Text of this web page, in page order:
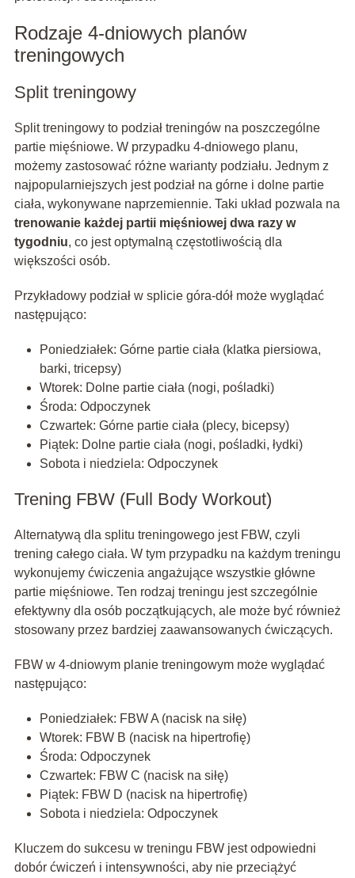
Rodzaje 4-dniowych planów
treningowych
Split treningowy
Split treningowy to podział treningów na poszczególne
partie mięśniowe. W przypadku 4-dniowego planu,
możemy zastosować różne warianty podziału. Jednym z
najpopularniejszych jest podział na górne i dolne partie
ciała, wykonywane naprzemiennie. Taki układ pozwala na
trenowanie każdej partii mięśniowej dwa razy w
tygodniu, co jest optymalną częstotliwością dla
większości osób.
Przykładowy podział w splicie góra-dół może wyglądać
następująco:
Poniedziałek: Górne partie ciała (klatka piersiowa,
barki, tricepsy)
Wtorek: Dolne partie ciała (nogi, pośladki)
Środa: Odpoczynek
Czwartek: Górne partie ciała (plecy, bicepsy)
Piątek: Dolne partie ciała (nogi, pośladki, łydki)
Sobota i niedziela: Odpoczynek
Trening FBW (Full Body Workout)
Alternatywą dla splitu treningowego jest FBW, czyli
trening całego ciała. W tym przypadku na każdym treningu
wykonujemy ćwiczenia angażujące wszystkie główne
partie mięśniowe. Ten rodzaj treningu jest szczególnie
efektywny dla osób początkujących, ale może być również
stosowany przez bardziej zaawansowanych ćwiczących.
FBW w 4-dniowym planie treningowym może wyglądać
następująco:
Poniedziałek: FBW A (nacisk na siłę)
Wtorek: FBW B (nacisk na hipertrofię)
Środa: Odpoczynek
Czwartek: FBW C (nacisk na siłę)
Piątek: FBW D (nacisk na hipertrofię)
Sobota i niedziela: Odpoczynek
Kluczem do sukcesu w treningu FBW jest odpowiedni
dobór ćwiczeń i intensywności, aby nie przeciążyć